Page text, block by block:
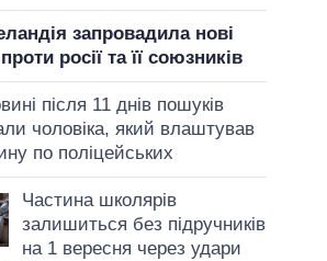
запровадила нові
росії та її союзників
після 11 днів пошуків
чоловіка, який влаштував
по поліцейських
Частина школярів
залишиться без підручників
на 1 вересня через удари